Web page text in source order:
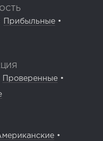
Прибыльные •
Проверенные •
•